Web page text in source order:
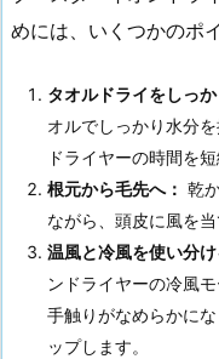
めには、いくつかのポ
タオルドライをしっか
オルでしっかり水分
ドライヤーの時間を
根元から毛先へ： 乾
ながら、頭皮に風を
温風と冷風を使い分け
ンドライヤーの冷風
手触りがなめらかに
ップします。